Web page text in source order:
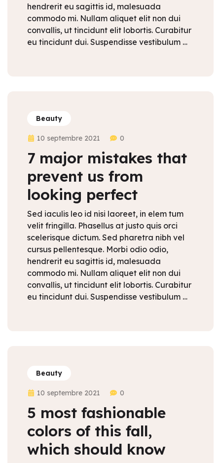
hendrerit eu sagittis id, malesuada
commodo mi. Nullam aliquet elit non dui
convallis, ut tincidunt elit lobortis. Curabitur
eu tincidunt dui. Suspendisse vestibulum …
Beauty
10 septembre 2021 0
7 major mistakes that
prevent us from
looking perfect
Sed iaculis leo id nisi laoreet, in elem tum
velit fringilla. Phasellus at justo quis orci
scelerisque dictum. Sed pharetra nibh vel
cursus pellentesque. Morbi odio odio,
hendrerit eu sagittis id, malesuada
commodo mi. Nullam aliquet elit non dui
convallis, ut tincidunt elit lobortis. Curabitur
eu tincidunt dui. Suspendisse vestibulum …
Beauty
10 septembre 2021 0
5 most fashionable
colors of this fall,
which should know